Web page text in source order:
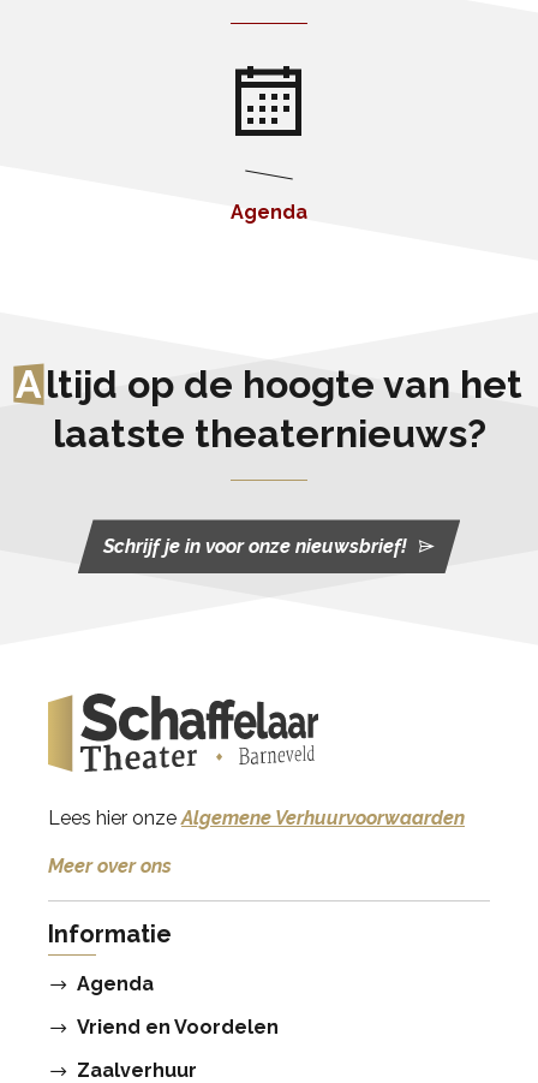
Agenda
Altijd op de hoogte van het
laatste theaternieuws?
Schrijf je in voor onze nieuwsbrief!
Lees hier onzeAlgemene Verhuurvoorwaarden
Meer over ons
Informatie
Agenda
Vriend en Voordelen
Zaalverhuur